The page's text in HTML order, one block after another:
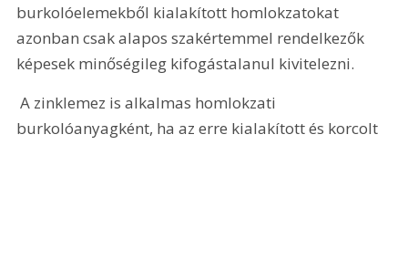
burkolóelemekből kialakított homlokzatokat
azonban csak alapos szakértemmel rendelkezők
képesek minőségileg kifogástalanul kivitelezni.
A zinklemez is alkalmas homlokzati
burkolóanyagként, ha az erre kialakított és korcolt